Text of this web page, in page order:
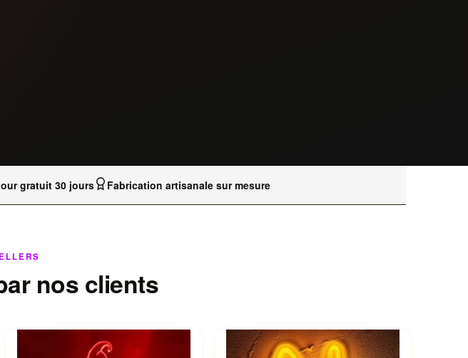
gratuit 30 jours Fabrication artisanale sur mesure
nos clients